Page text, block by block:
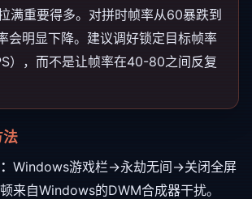
满重要得多。对拼时帧率从60暴跌到
会明显下降。建议调好锁定目标帧率
），而不是让帧率在40-80之间反复
法
Windows游戏栏→永劫无间→关闭全屏
来自Windows的DWM合成器干扰。